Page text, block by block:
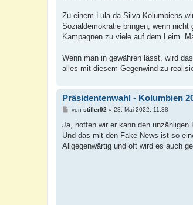
Zu einem Lula da Silva Kolumbiens
Sozialdemokratie bringen, wenn
Kampagnen zu viele auf dem Leim.
Wenn man in gewähren lässt, wird
alles mit diesem Gegenwind zu
Präsidentenwahl - Kolumbien
B
i
r
a
g
von stifler92 » 28. Mai 2022, 11:38
Ja, hoffen wir er kann den
Und das mit den Fake News ist so
Allgegenwärtig und oft wird es auch